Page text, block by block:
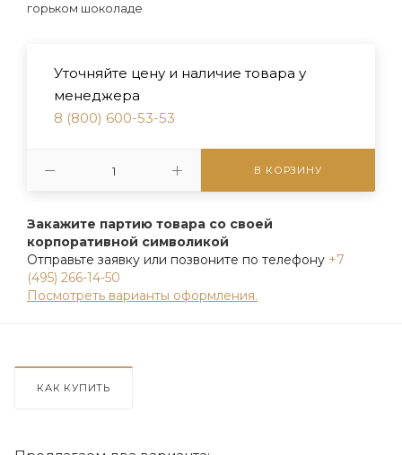
горьком шоколаде
Уточняйте цену и наличие товара у
менеджера
8 (800) 600-53-53
В КОРЗИНУ
Закажите партию товара со своей
корпоративной символикой
Отправьте заявку или позвоните по телефону +7
(495) 266-14-50
Посмотреть варианты оформления.
КАК КУПИТЬ